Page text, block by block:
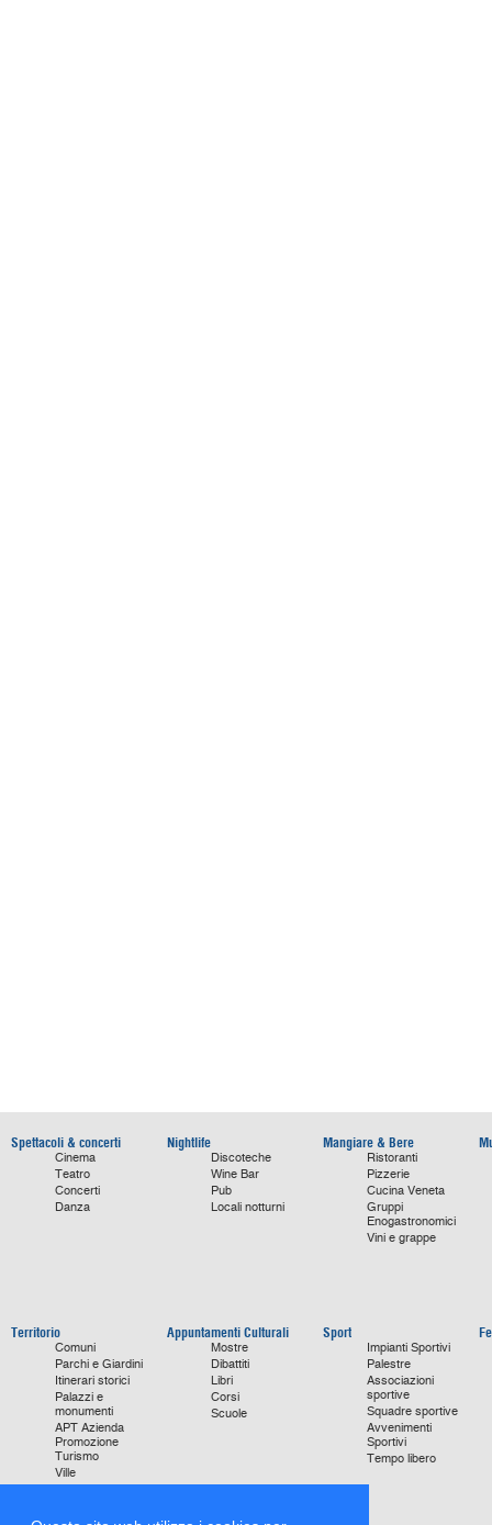
Spettacoli & concerti
Cinema
Teatro
Concerti
Danza
Nightlife
Discoteche
Wine Bar
Pub
Locali notturni
Mangiare & Bere
Ristoranti
Pizzerie
Cucina Veneta
Gruppi
Enogastronomici
Vini e grappe
Territorio
Comuni
Parchi e Giardini
Itinerari storici
Palazzi e
monumenti
APT Azienda
Promozione
Turismo
Ville
Chiese
Storie di Successo
Appuntamenti Culturali
Mostre
Dibattiti
Libri
Corsi
Scuole
Sport
Impianti Sportivi
Palestre
Associazioni
sportive
Squadre sportive
Avvenimenti
Sportivi
Tempo libero